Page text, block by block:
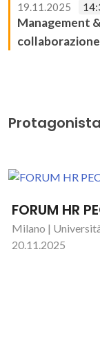
19.11.2025
Management
FORUM HR
Milano |
20.11.2025